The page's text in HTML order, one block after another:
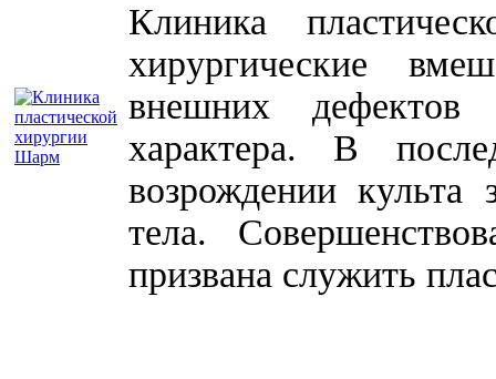
Клиника
хирургические
внешних дефектов
характера. В
возрождении культа
тела.
призвана служить